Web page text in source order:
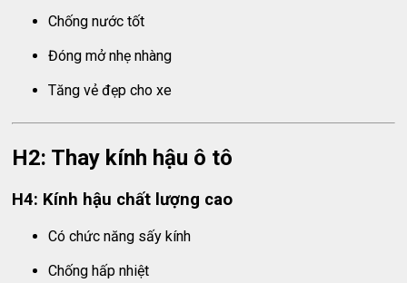
Chống nước tốt
Đóng mở nhẹ nhàng
Tăng vẻ đẹp cho xe
H2: Thay kính hậu ô tô
H4: Kính hậu chất lượng cao
Có chức năng sấy kính
Chống hấp nhiệt